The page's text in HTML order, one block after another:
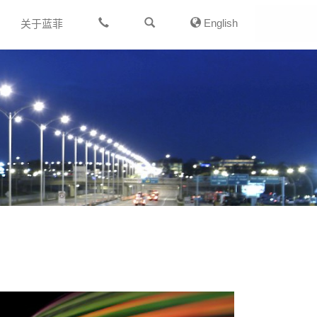
关于蓝菲 English